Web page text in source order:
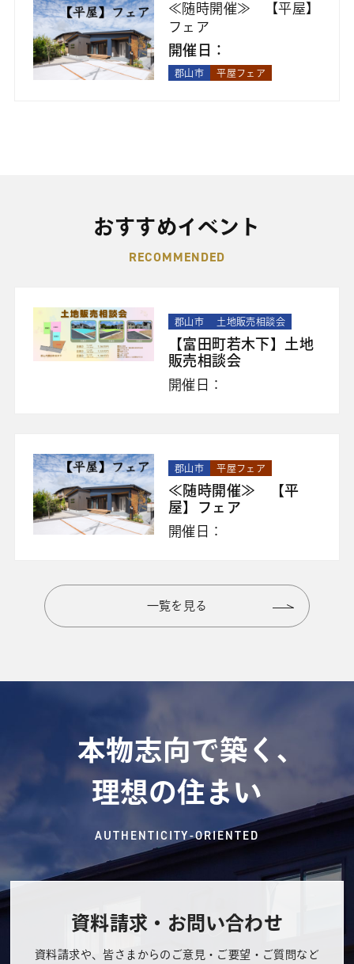
≪随時開催≫ 【平屋】
フェア
開催日：
郡山市 平屋フェア
おすすめイベント
RECOMMENDED
郡山市 土地販売相談会
【富田町若木下】土地
販売相談会
開催日：
郡山市 平屋フェア
≪随時開催≫ 【平
屋】フェア
開催日：
一覧を見る
本物志向で築く、
理想の住まい
AUTHENTICITY-ORIENTED
資料請求・お問い合わせ
資料請求や、皆さまからのご意見・ご要望・ご質問など